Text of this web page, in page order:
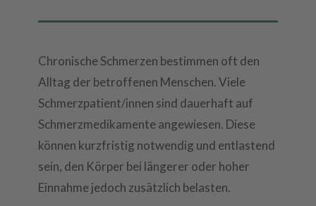
Chronische Schmerzen bestimmen oft den
Alltag der betroffenen Menschen. Viele
Schmerzpatient/innen sind dauerhaft auf
Schmerzmedikamente angewiesen. Diese
können kurzfristig notwendig und entlastend
sein, den Körper bei längerer oder hoher
Einnahme jedoch zusätzlich belasten.